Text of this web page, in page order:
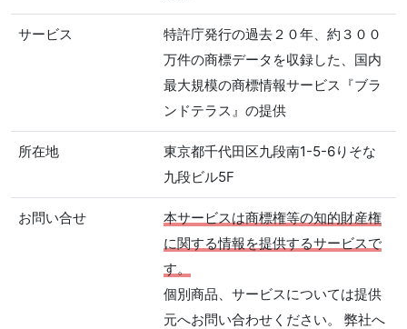
サービス
特許庁発行の過去２０年、約３００
万件の商標データを収録した、国内
最大規模の商標情報サービス『ブラ
ンドテラス』の提供
所在地
東京都千代田区九段南1-5-6りそな
九段ビル5F
お問い合せ
本サービスは商標権等の知的財産権
に関する情報を提供するサービスで
す。
個別商品、サービスについては提供
元へお問い合わせください。 弊社へ